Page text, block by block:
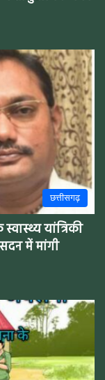
छत्तीसगढ़
यांत्रिकी
में मांगी